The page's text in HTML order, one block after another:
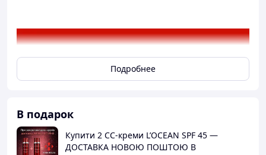
Подробнее
В подарок
Купити 2 CC-креми L’OCEAN SPF 45 —
ДОСТАВКА НОВОЮ ПОШТОЮ В